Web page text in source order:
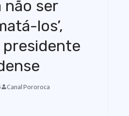
não ser
los’,
presidente
Canal Pororoca